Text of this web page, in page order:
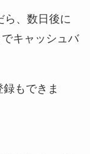
ら、数日後に
キャッシュバ
もできま